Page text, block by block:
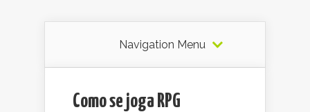
Navigation Menu
Como se joga RPG